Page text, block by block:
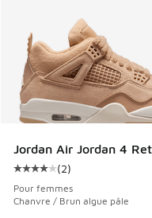
Jordan Air Jordan 4
Cote moyenne du
(2)
Pour femmes
Chanvre / Brun algue pâle